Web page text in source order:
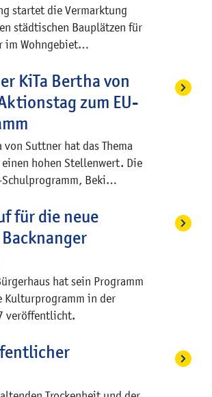
startet die Vermarktung
städtischen Bauplätzen für
im Wohngebiet
2203/4 bis
sind zwischen 610
groß und befinden sich
sehr attraktiven Lage mit
Der Gemeinderat
Vergabe gegen
wobei das
sind die
bereits enthalten. Das
ausschließlich an
Eigennutzung, Bauträger
Das Wohngebäude ist
Jahren bezugsfertig zu
vom Erwerber für die
KiTa Bertha von
zum EU-
Suttner hat das Thema
einen hohen Stellenwert. Die
Beki
sind
Projekte, bei denen die
die Vielfalt von Obst und
lernen, wie zum Beispiel
eine essbare Frucht
und gemeinsam verzehrt
Jahr hat die Kita am
wurde im Flur ein großer
Farben ausgemalt.
für die neue
hat sein Programm
Kulturprogramm in der
veröffentlicht.